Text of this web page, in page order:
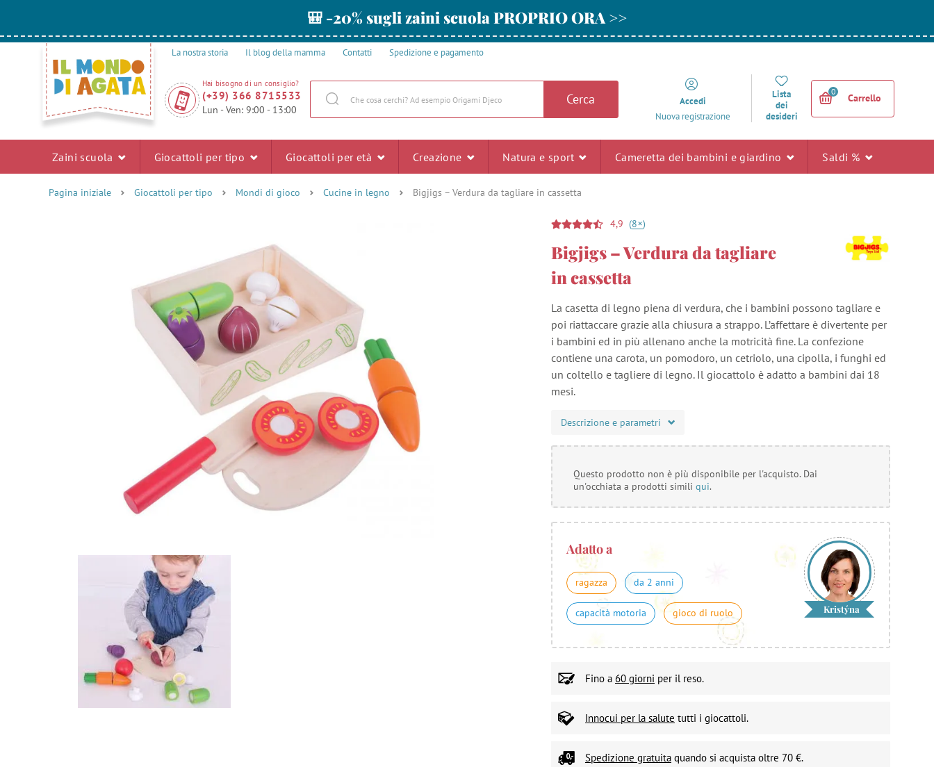
🎒 -20% sugli zaini scuola PROPRIO ORA >>
La nostra storia Il blog della mamma Contatti Spedizione e pagamento
Hai bisogno di un consiglio?
(+39) 366 8715533
Lun - Ven: 9:00 - 13:00
Cerca
Accedi
Nuova registrazione
Lista
dei
desideri
0
Carrello
Zaini scuola Giocattoli per tipo Giocattoli per età Creazione Natura e sport Cameretta dei bambini e giardino Saldi %
Pagina iniziale Giocattoli per tipo Mondi di gioco Cucine in legno Bigjigs – Verdura da tagliare in cassetta
4,9 (8+)
Bigjigs – Verdura da tagliare
in cassetta
La casetta di legno piena di verdura, che i bambini possono tagliare e
poi riattaccare grazie alla chiusura a strappo. L’affettare è divertente per
i bambini ed in più allenano anche la motricità fine. La confezione
contiene una carota, un pomodoro, un cetriolo, una cipolla, i funghi ed
un coltello e tagliere di legno. Il giocattolo è adatto a bambini dai 18
mesi.
Descrizione e parametri
Questo prodotto non è più disponibile per l'acquisto. Dai
un'occhiata a prodotti simili qui.
Adatto a
ragazza da 2 anni
capacità motoria gioco di ruolo Kristýna
Fino a 60 giorni per il reso.
Innocui per la salute tutti i giocattoli.
Spedizione gratuita quando si acquista oltre 70 €.